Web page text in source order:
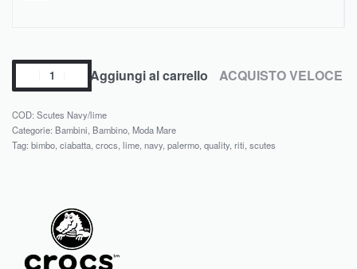
Aggiungi al carrello ACQUISTO VELOCE
Scutes Navy/lime
Categorie: Bambini Bambino Moda Mare
Tag: bimbo ciabatta crocs lime navy, palermo quality, riti scutes